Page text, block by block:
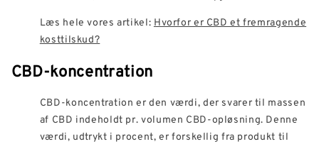
Læs hele vores artikel: Hvorfor er CBD et fremragende
kosttilskud?
CBD-koncentration
CBD-koncentration er den værdi, der svarer til massen
af CBD indeholdt pr. volumen CBD-opløsning. Denne
værdi, udtrykt i procent, er forskellig fra produkt til